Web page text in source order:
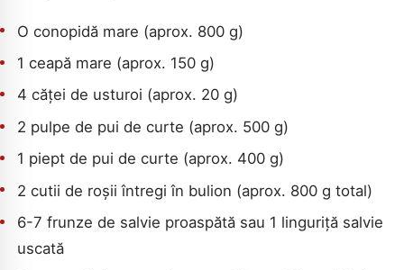
O conopidă mare (aprox. 800 g)
1 ceapă mare (aprox. 150 g)
4 căței de usturoi (aprox. 20 g)
2 pulpe de pui de curte (aprox. 500 g)
1 piept de pui de curte (aprox. 400 g)
2 cutii de roșii întregi în bulion (aprox. 800 g total)
6-7 frunze de salvie proaspătă sau 1 linguriță salvie
uscată